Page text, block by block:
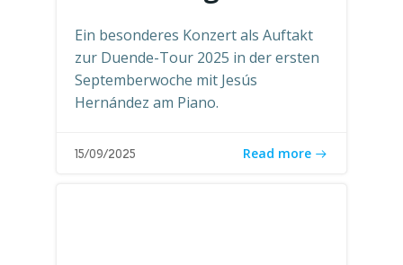
Ein besonderes Konzert als Auftakt
zur Duende-Tour 2025 in der ersten
Septemberwoche mit Jesús
Hernández am Piano.
15/09/2025 Read more